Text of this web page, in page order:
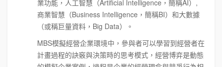
業功能，人工智慧（Artificial Intelligence，簡稱AI）,
商業智慧（Business Intelligence，簡稱BI）和大數據
（或稱巨量資料，Big Data）。
MBS模擬經營企業環境中，參與者可以學習到經營者在
計畫過程的訣竅與決策時的思考模式，經營博弈是動態